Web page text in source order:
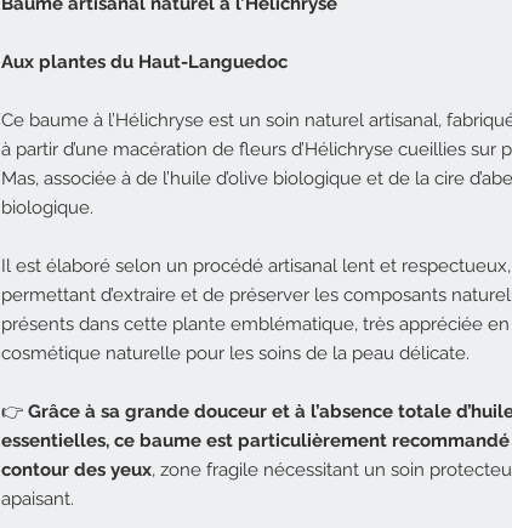
Aux plantes du Haut-Languedoc
Ce baume à l’Hélichryse est un soin naturel artisanal,
à partir d’une macération de fleurs d’Hélichryse cueillies sur
Mas, associée à de l’huile d’olive biologique et de la cire
biologique.
Il est élaboré selon un procédé artisanal lent et respectueux,
permettant d’extraire et de préserver les composants
présents dans cette plante emblématique, très appréciée en
cosmétique naturelle pour les soins de la peau délicate.
👉 Grâce à sa grande douceur et à l’absence totale
essentielles, ce baume est particulièrement
contour des yeux, zone fragile nécessitant un soin
apaisant.